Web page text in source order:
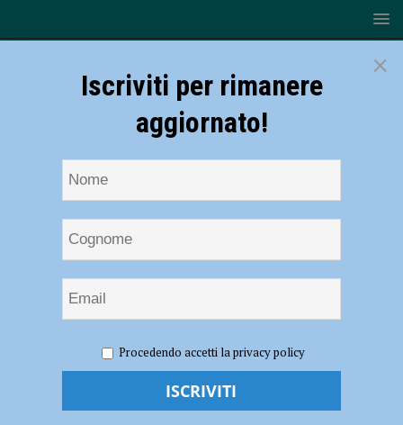
torna il Grest Don Bosco, nel rispetto delle norme anticontagio
Ai giardini Margherita torna il Grest Don
×
Iscriviti per rimanere
aggiornato!
Procedendo accetti la privacy policy